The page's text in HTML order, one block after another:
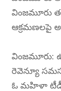
వింజమూరు
ఆక్రమణలపై
వింజమూరు:
రెవెన్యూ
ఓ మహిళా టీడీపీ